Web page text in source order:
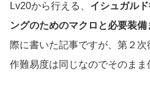
Lv20から行える、 イシュガル
ングのためのマクロと必要装備
際に書いた記事ですが、第２
作難易度は同じなのでそのまま